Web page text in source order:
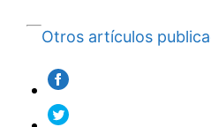
Otros artículos